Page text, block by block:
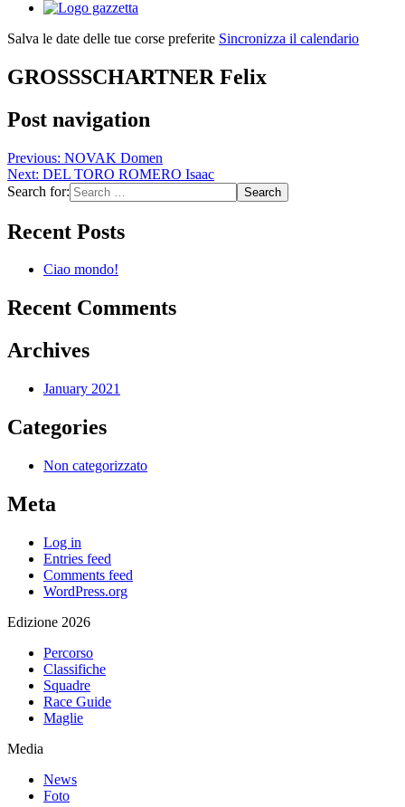
Salva le date delle tue corse preferite Sincronizza il calendario
GROSSSCHARTNER Felix
Post navigation
Previous: NOVAK Domen
Next: DEL TORO ROMERO Isaac
Search for:
Recent Posts
Ciao mondo!
Recent Comments
Archives
January 2021
Categories
Non categorizzato
Meta
Log in
Entries feed
Comments feed
WordPress.org
Edizione 2026
Percorso
Classifiche
Squadre
Race Guide
Maglie
Media
News
Foto